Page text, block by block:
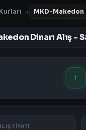
› MKD-Makedon
Dinarı Alış -
↑
FİYATI